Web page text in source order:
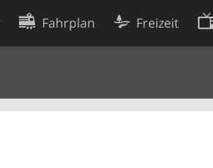
Fahrplan Freizeit
Cookie-Einstellungen